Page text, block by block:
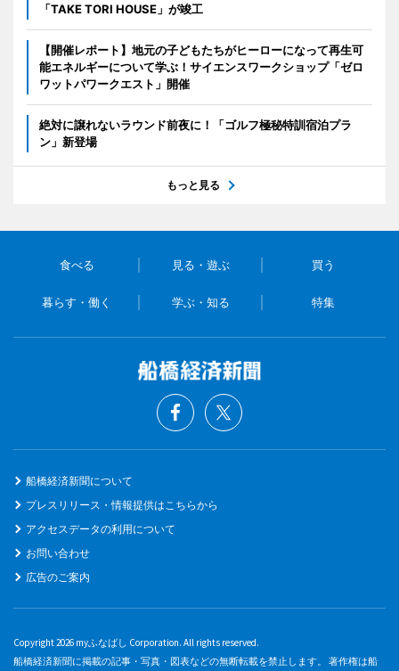
「TAKE TORI HOUSE」が竣工
【開催レポート】地元の子どもたちがヒーローになって再生可
能エネルギーについて学ぶ！サイエンスワークショップ「ゼロ
ワットパワークエスト」開催
絶対に譲れないラウンド前夜に！「ゴルフ極秘特訓宿泊プラ
ン」新登場
もっと見る
食べる 見る・遊ぶ 買う
暮らす・働く 学ぶ・知る 特集
船橋経済新聞について
プレスリリース・情報提供はこちらから
アクセスデータの利用について
お問い合わせ
広告のご案内
Copyright 2026 myふなばし Corporation. All rights reserved.
船橋経済新聞に掲載の記事・写真・図表などの無断転載を禁止します。 著作権は船